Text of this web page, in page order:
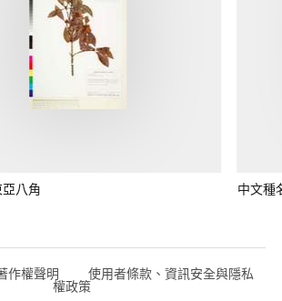
八角 中文種
作權聲明 使用者條款、資訊安全與隱私
權政策